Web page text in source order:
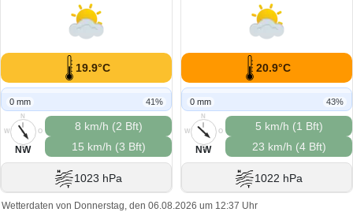
19.9°C
0 mm 41%
N
O
S
W
NW
8 km/h (2 Bft)
15 km/h (3 Bft)
1023 hPa
20.9°C
0 mm 43%
N
O
S
W
NW
5 km/h (1 Bft)
23 km/h (4 Bft)
1022 hPa
Wetterdaten von Donnerstag, den 06.08.2026 um 12:37 Uhr